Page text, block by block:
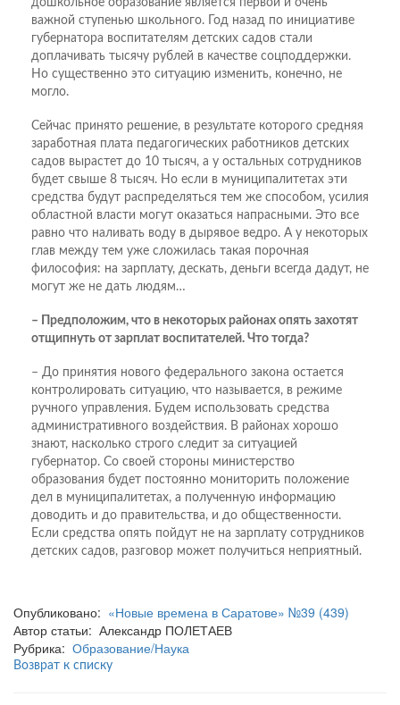
важной ступенью школьного. Год назад по инициативе
губернатора воспитателям детских садов стали
доплачивать тысячу рублей в качестве соцподдержки.
Но существенно это ситуацию изменить, конечно, не
могло.
Сейчас принято решение, в результате которого средняя
заработная плата педагогических работников детских
садов вырастет до 10 тысяч, а у остальных сотрудников
будет свыше 8 тысяч. Но если в муниципалитетах эти
средства будут распределяться тем же способом, усилия
областной власти могут оказаться напрасными. Это все
равно что наливать воду в дырявое ведро. А у некоторых
глав между тем уже сложилась такая порочная
философия: на зарплату, дескать, деньги всегда дадут, не
могут же не дать людям…
– Предположим, что в некоторых районах опять захотят
отщипнуть от зарплат воспитателей. Что тогда?
– До принятия нового федерального закона остается
контро­лировать ситуацию, что называется, в режиме
ручного управления. Будем использовать средства
административного воздействия. В районах хорошо
знают, насколько строго следит за ситуацией
губернатор. Со своей стороны министерство
образования будет постоянно мониторить положение
дел в муниципалитетах, а полученную информацию
доводить и до правительства, и до общественности.
Если средства опять пойдут не на зарплату сотрудников
детских садов, разговор может получиться неприятный.
Опубликовано: «Новые времена в Саратове» №39 (439)
Автор статьи: Александр ПОЛЕТАЕВ
Рубрика: Образование/Наука
Возврат к списку